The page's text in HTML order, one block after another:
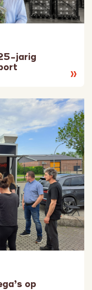
25-jarig
Lees
op